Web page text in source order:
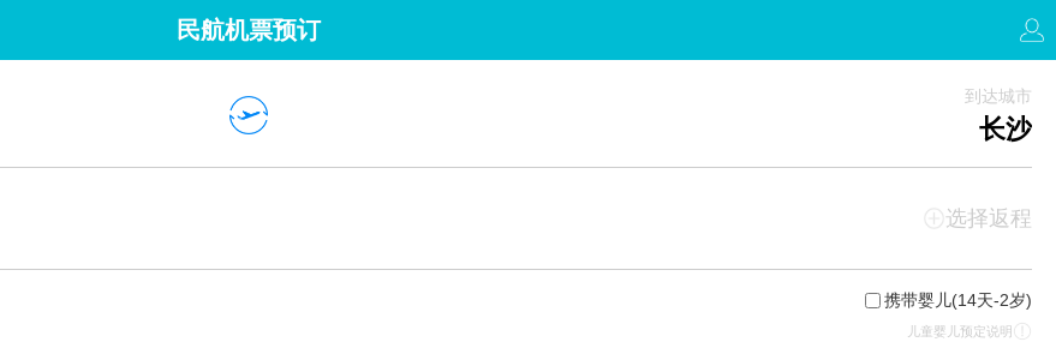
民航机票预订
到达城市
长沙
选择返程
携带婴儿(14天-2岁)
儿童婴儿预定说明